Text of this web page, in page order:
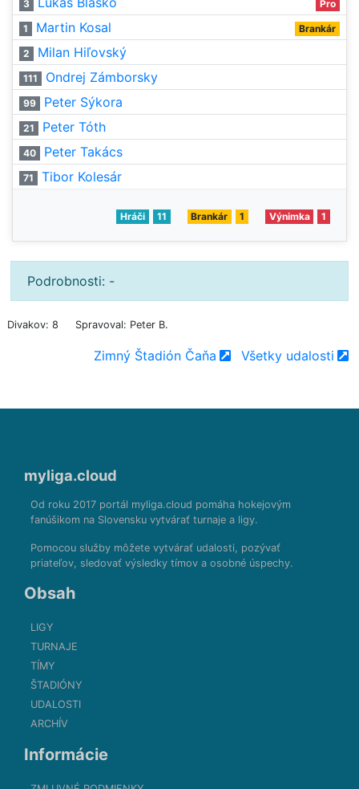
3 Pro
1 Martin Kosal Brankár
2 Milan Hiľovský
111 Ondrej Zámborsky
99 Peter Sýkora
21 Peter Tóth
40 Peter Takács
71 Tibor Kolesár
Hráči 11 Brankár 1 Výnimka 1
Podrobnosti: -
Divakov: 8 Spravoval: Peter B.
Zimný Štadión Čaňa Všetky udalosti
myliga.cloud
Od roku 2017 portál myliga.cloud pomáha hokejovým
fanúšikom na Slovensku vytvárať turnaje a ligy.
Pomocou služby môžete vytvárať udalosti, pozývať
priateľov, sledovať výsledky tímov a osobné úspechy.
Obsah
LIGY
TURNAJE
TÍMY
ŠTADIÓNY
UDALOSTI
ARCHÍV
Informácie